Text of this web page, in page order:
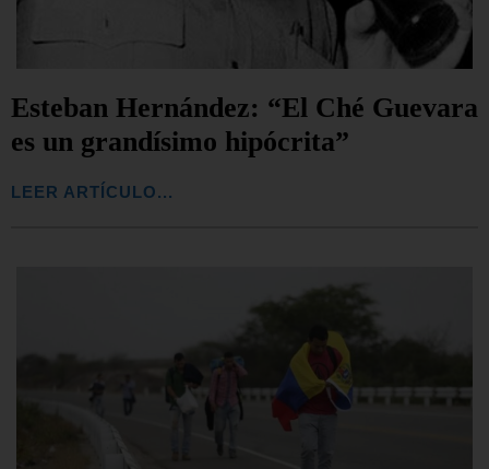
Esteban Hernández: “El Ché Guevara
es un grandísimo hipócrita”
LEER ARTÍCULO...